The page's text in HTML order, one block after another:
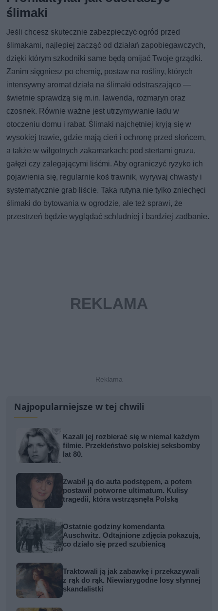
ślimaki
Jeśli chcesz skutecznie zabezpieczyć ogród przed
ślimakami, najlepiej zacząć od działań zapobiegawczych,
dzięki którym szkodniki same będą omijać Twoje grządki.
Zanim sięgniesz po chemię, postaw na rośliny, których
intensywny aromat działa na ślimaki odstraszająco —
świetnie sprawdzą się m.in. lawenda, rozmaryn oraz
czosnek. Równie ważne jest utrzymywanie ładu w
otoczeniu domu i rabat. Ślimaki najchętniej kryją się w
wysokiej trawie, gdzie mają cień i ochronę przed słońcem,
a także w wilgotnych zakamarkach: pod stertami gruzu,
gałęzi czy zalegającymi liśćmi. Aby ograniczyć ryzyko ich
pojawienia się, regularnie koś trawnik, wyrywaj chwasty i
systematycznie grab liście. Taka rutyna nie tylko zniechęci
ślimaki do bytowania w ogrodzie, ale też sprawi, że
przestrzeń będzie wyglądać schludniej i bardziej zadbanie.
Najpopularniejsze w tej chwili
Kazali jej rozbierać się w niemal każdym
filmie. Przekleństwo polskiej seksbomby
lat 80.
Zwabił ją do auta podstępem, a potem
postawił potworne ultimatum. Kulisy
tragedii, która wstrząsnęła Polską
Ostatnie godziny komendanta
Auschwitz. Odtajnione zdjęcia pokazują,
co działo się przed szubienicą
Traktowali ją jak zabawkę i przekazywali
z rąk do rąk. Niewiarygodne losy słynnej
skandalistki